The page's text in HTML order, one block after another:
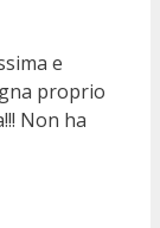
e
proprio
Non ha